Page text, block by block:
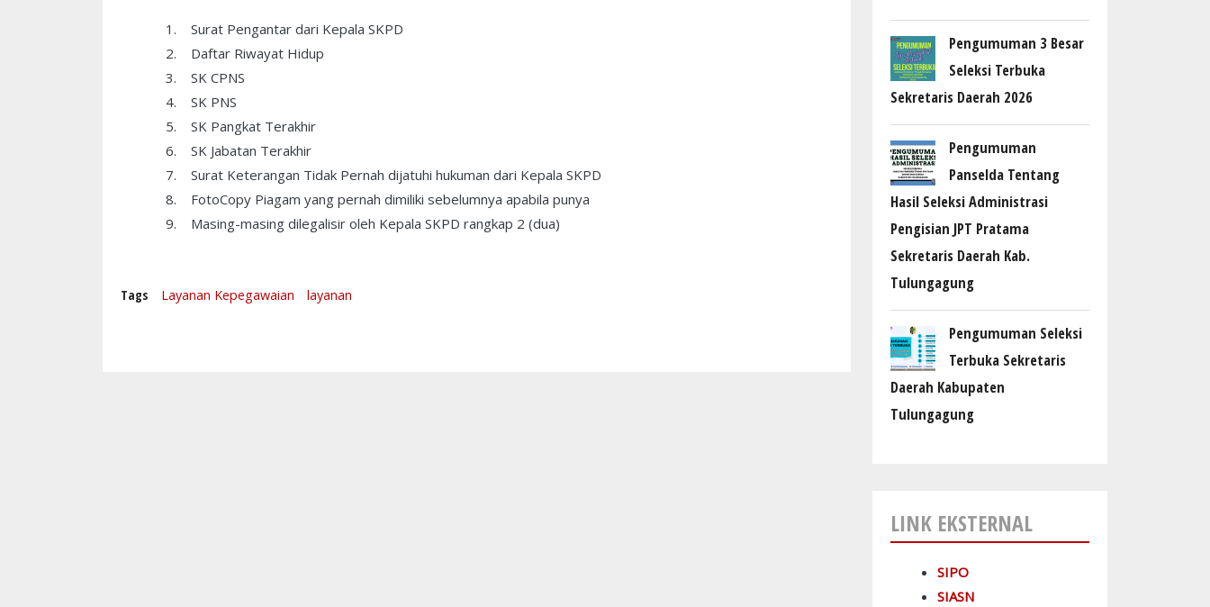
1. Surat Pengantar dari Kepala SKPD
2. Daftar Riwayat Hidup
3. SK CPNS
4. SK PNS
5. SK Pangkat Terakhir
6. SK Jabatan Terakhir
7. Surat Keterangan Tidak Pernah dijatuhi hukuman dari Kepala SKPD
8. FotoCopy Piagam yang pernah dimiliki sebelumnya apabila punya
9. Masing-masing dilegalisir oleh Kepala SKPD rangkap 2 (dua)
Tags Layanan Kepegawaian layanan
Pengumuman 3 Besar
Seleksi Terbuka
Sekretaris Daerah 2026
Pengumuman
Panselda Tentang
Hasil Seleksi Administrasi
Pengisian JPT Pratama
Sekretaris Daerah Kab.
Tulungagung
Pengumuman Seleksi
Terbuka Sekretaris
Daerah Kabupaten
Tulungagung
LINK EKSTERNAL
SIPO
SIASN